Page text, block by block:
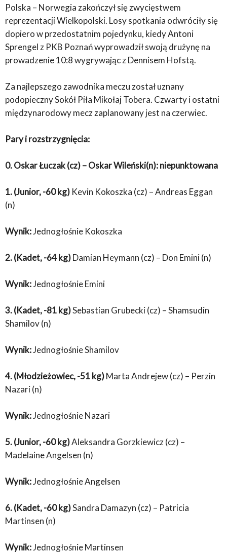
Polska – Norwegia zakończył się zwycięstwem
reprezentacji Wielkopolski. Losy spotkania odwróciły się
dopiero w przedostatnim pojedynku, kiedy Antoni
Sprengel z PKB Poznań wyprowadził swoją drużynę na
prowadzenie 10:8 wygrywając z Dennisem Hofstą.
Za najlepszego zawodnika meczu został uznany
podopieczny Sokół Piła Mikołaj Tobera. Czwarty i ostatni
międzynarodowy mecz zaplanowany jest na czerwiec.
Pary irozstrzygnięcia:
0. Oskar Łuczak (cz) – Oskar Wileński(n): niepunktowana
1. (Junior, -60 kg) Kevin Kokoszka (cz) – Andreas Eggan
(n)
Wynik:Jednogłośnie Kokoszka
2. (Kadet, -64 kg)Damian Heymann (cz) – Don Emini (n)
Wynik:Jednogłośnie Emini
3. (Kadet, -81 kg)Sebastian Grubecki (cz) – Shamsudin
Shamilov (n)
Wynik:Jednogłośnie Shamilov
4. (Młodzieżowiec, -51 kg)Marta Andrejew (cz) – Perzin
Nazari (n)
Wynik:Jednogłośnie Nazari
5. (Junior, -60 kg)Aleksandra Gorzkiewicz (cz) –
Madelaine Angelsen (n)
Wynik:Jednogłośnie Angelsen
6. (Kadet, -60 kg)Sandra Damazyn (cz) – Patricia
Martinsen (n)
Wynik:Jednogłośnie Martinsen